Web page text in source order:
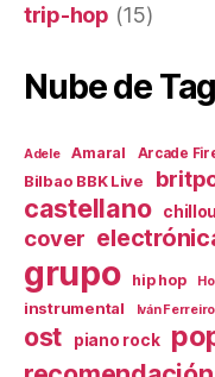
trip-hop (15)
Nube de
Adele Amaral Arcade
Bilbao BBK Live
castellano
cover
grupo hip hop
instrumental Iván Ferreiro
ost piano rock